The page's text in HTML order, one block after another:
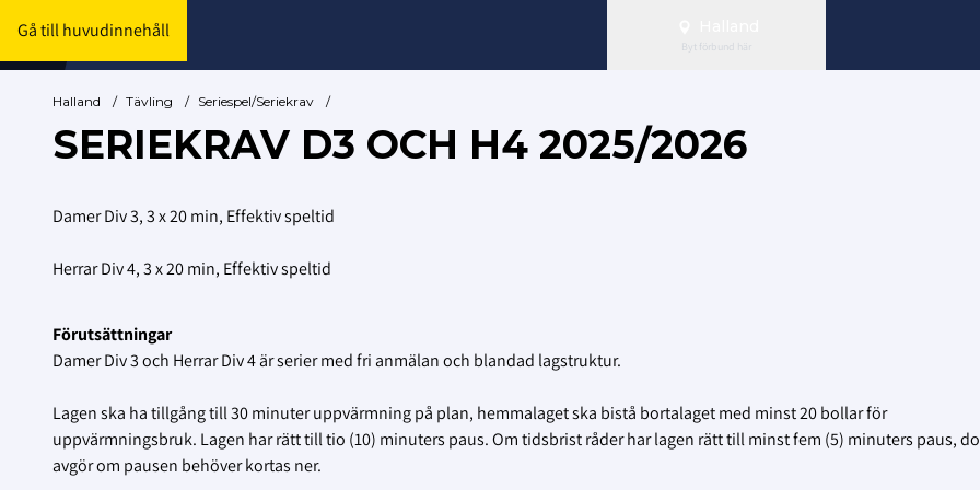
Gå till huvudinnehåll
Byt förbund här
Halland / Tävling / Seriespel/Seriekrav /
SERIEKRAV D3 OCH H4 2025/2026
Damer Div 3, 3 x 20 min, Effektiv speltid
Herrar Div 4, 3 x 20 min, Effektiv speltid
Förutsättningar
Damer Div 3 och Herrar Div 4 är serier med fri anmälan och blandad lagstruktur.
Lagen ska ha tillgång till 30 minuter uppvärmning på plan, hemmalaget ska bistå bortalaget med minst 20 bollar för
uppvärmningsbruk. Lagen har rätt till tio (10) minuters paus. Om tidsbrist råder har lagen rätt till minst fem (5) minuters paus,
avgör om pausen behöver kortas ner.